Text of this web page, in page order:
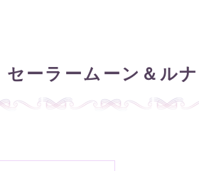
ーラームーン＆ル